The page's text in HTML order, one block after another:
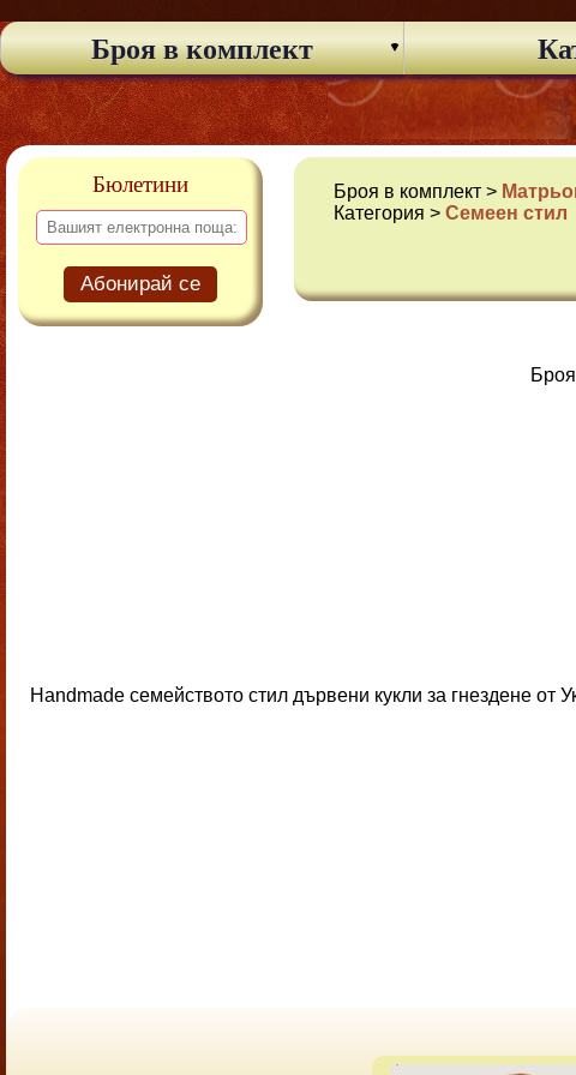
Броя в комплект
Бюлетини
Абонирай се
Броя в комплект >
Категория >Семеен стил
Handmade семейството стил дървени кукли за гнездене от